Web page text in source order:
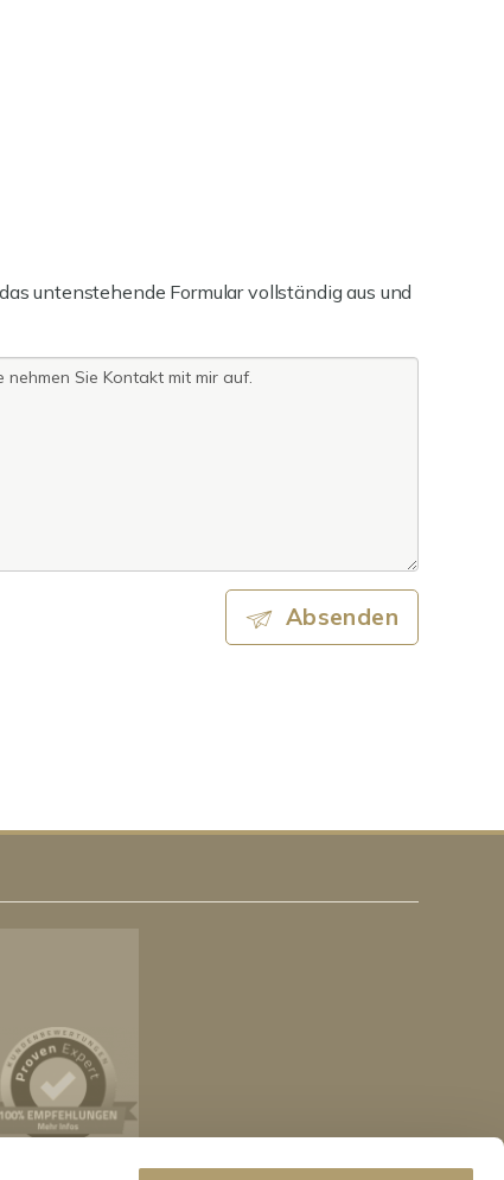
untenstehende Formular vollständig aus und
Absenden